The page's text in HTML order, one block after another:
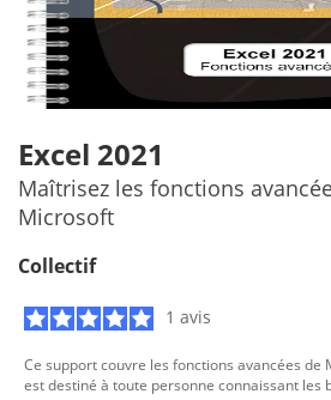
Excel 2021
Maîtrisez les fonctions
Microsoft
Collectif
1 avis
Ce support couvre les fonctions avancées de
est destiné à toute personne connaissant les